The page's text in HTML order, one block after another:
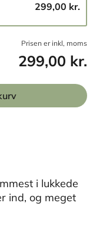
299,00 kr.
Prisen er inkl, moms
299,00 kr.
i lukkede
ind, og meget